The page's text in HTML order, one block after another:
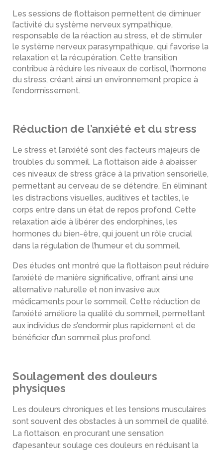
Les sessions de flottaison permettent de diminuer
l’activité du système nerveux sympathique,
responsable de la réaction au stress, et de stimuler
le système nerveux parasympathique, qui favorise la
relaxation et la récupération. Cette transition
contribue à réduire les niveaux de cortisol, l’hormone
du stress, créant ainsi un environnement propice à
l’endormissement.
Réduction de l’anxiété et du stress
Le stress et l’anxiété sont des facteurs majeurs de
troubles du sommeil. La flottaison aide à abaisser
ces niveaux de stress grâce à la privation sensorielle,
permettant au cerveau de se détendre. En éliminant
les distractions visuelles, auditives et tactiles, le
corps entre dans un état de repos profond. Cette
relaxation aide à libérer des endorphines, les
hormones du bien-être, qui jouent un rôle crucial
dans la régulation de l’humeur et du sommeil.
Des études ont montré que la flottaison peut réduire
l’anxiété de manière significative, offrant ainsi une
alternative naturelle et non invasive aux
médicaments pour le sommeil. Cette réduction de
l’anxiété améliore la qualité du sommeil, permettant
aux individus de s’endormir plus rapidement et de
bénéficier d’un sommeil plus profond.
Soulagement des douleurs
physiques
Les douleurs chroniques et les tensions musculaires
sont souvent des obstacles à un sommeil de qualité.
La flottaison, en procurant une sensation
d’apesanteur, soulage ces douleurs en réduisant la